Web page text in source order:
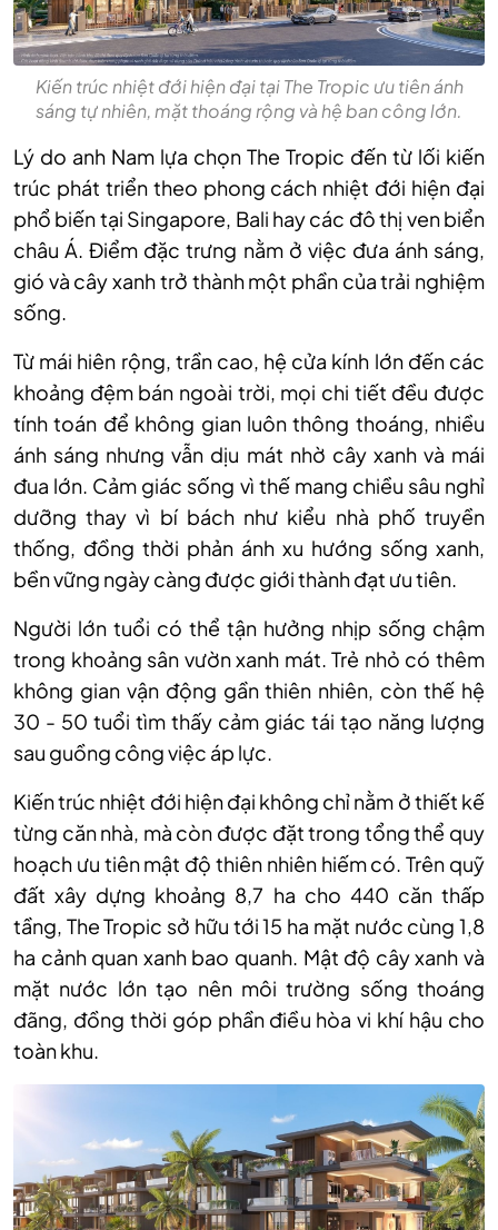
Kiến trúc nhiệt đới hiện đại tại The Tropic ưu tiên ánh
sáng tự nhiên, mặt thoáng rộng và hệ ban công lớn.
Lý do anh Nam lựa chọn The Tropic đến từ lối kiến
trúc phát triển theo phong cách nhiệt đới hiện đại
phổ biến tại Singapore, Bali hay các đô thị ven biển
châu Á. Điểm đặc trưng nằm ở việc đưa ánh sáng,
gió và cây xanh trở thành một phần của trải nghiệm
sống.
Từ mái hiên rộng, trần cao, hệ cửa kính lớn đến các
khoảng đệm bán ngoài trời, mọi chi tiết đều được
tính toán để không gian luôn thông thoáng, nhiều
ánh sáng nhưng vẫn dịu mát nhờ cây xanh và mái
đua lớn. Cảm giác sống vì thế mang chiều sâu nghỉ
dưỡng thay vì bí bách như kiểu nhà phố truyền
thống, đồng thời phản ánh xu hướng sống xanh,
bền vững ngày càng được giới thành đạt ưu tiên.
Người lớn tuổi có thể tận hưởng nhịp sống chậm
trong khoảng sân vườn xanh mát. Trẻ nhỏ có thêm
không gian vận động gần thiên nhiên, còn thế hệ
30 - 50 tuổi tìm thấy cảm giác tái tạo năng lượng
sau guồng công việc áp lực.
Kiến trúc nhiệt đới hiện đại không chỉ nằm ở thiết kế
từng căn nhà, mà còn được đặt trong tổng thể quy
hoạch ưu tiên mật độ thiên nhiên hiếm có. Trên quỹ
đất xây dựng khoảng 8,7 ha cho 440 căn thấp
tầng, The Tropic sở hữu tới 15 ha mặt nước cùng 1,8
ha cảnh quan xanh bao quanh. Mật độ cây xanh và
mặt nước lớn tạo nên môi trường sống thoáng
đãng, đồng thời góp phần điều hòa vi khí hậu cho
toàn khu.